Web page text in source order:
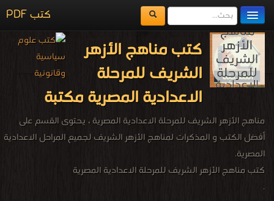
كتب PDF
مكتبة الكتب
المكتبات
يُقرأ حالياً
اضف كتاب
كتب مناهج الأزهر
الشريف للمرحلة
الاعدادية المصرية مكتبة
مناهج الأزهر الشريف للمرحلة الاعدادية المصرية ، يحتوى القسم على
أفضل الكتب و المذكرات لمناهج الأزهر الشريف لجميع المراحل الاعدادية
المصرية.
كتب مناهج الأزهر الشريف للمرحلة الاعدادية المصرية
.